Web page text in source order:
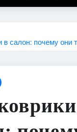
в салон: почему они